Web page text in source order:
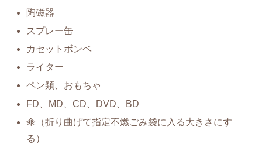
陶磁器
スプレー缶
カセットボンベ
ライター
ペン類、おもちゃ
FD、MD、CD、DVD、BD
傘（折り曲げて指定不燃ごみ袋に入る大きさにす
る）